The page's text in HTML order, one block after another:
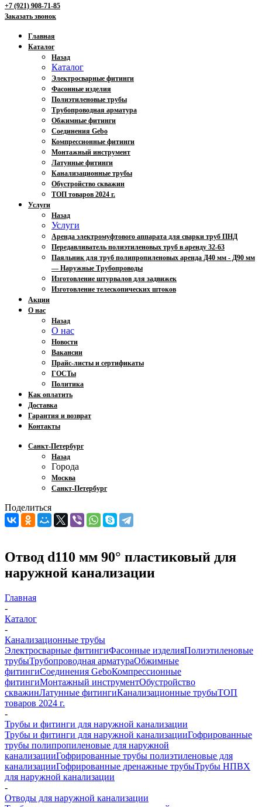
+7 (921) 908-71-85
Заказать звонок
Главная
Каталог
Назад
Каталог
Электросварные фитинги
Фасонные изделия
Полиэтиленовые трубы
Трубопроводная арматура
Обжимные фитинги
Соединения Gebo
Компрессионные фитинги
Монтажный инструмент
Латунные фитинги
Канализационные трубы
Обустройство скважин
ТОП товаров 2024 г.
Услуги
Назад
Услуги
Аренда электромуфтового аппарата для сварки труб ПНД
Передавливатель полиэтиленовых труб в аренду 32-63
Паяльник для труб полипропиленовых аренда Д40 мм - Д90 мм
— Наружные Трубопроводы
Изготовление штурвалов для задвижек
Изготовление телескопических штоков
Акции
О нас
Назад
О нас
Новости
Вакансии
Прайс-листы и сертификаты
ГОСТы
Политика
Как оплатить
Доставка
Гарантия и возврат
Контакты
Санкт-Петербург
Назад
Города
Москва
Санкт-Петербург
Поделиться
Отвод d110 мм 90° пластиковый для
наружной канализации
Главная
-
Каталог
-
Канализационные трубы
Электросварные фитингиФасонные изделияПолиэтиленовые
трубыТрубопроводная арматураОбжимные
фитингиСоединения GeboКомпрессионные
фитингиМонтажный инструментОбустройство
скважинЛатунные фитингиКанализационные трубыТОП
товаров 2024 г.
-
Трубы и фитинги для наружной канализации
Трубы и фитинги для наружной канализацииГофрированные
трубы полипропиленовые для наружной
канализацииГофрированные трубы полиэтиленовые для
канализацииГофрированные дренажные трубыТрубы НПВХ
для наружной канализации
-
Отводы для наружной канализации